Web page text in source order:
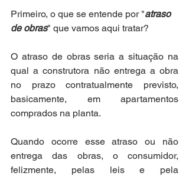
Primeiro, o que se entende por "atraso
de obras" que vamos aqui tratar?
O atraso de obras seria a situação na
qual a construtora não entrega a obra
no prazo contratualmente previsto,
basicamente, em apartamentos
comprados na planta.
Quando ocorre esse atraso ou não
entrega das obras, o consumidor,
felizmente, pelas leis e pela